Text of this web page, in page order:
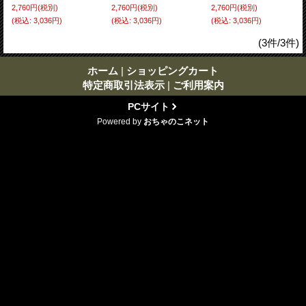
2,760円(税別)
(税込: 3,036円)
2,760円(税別)
(税込: 3,036円)
2,760円(税別)
(税込: 3,036円)
(3件/3件)
ホーム | ショッピングカート
特定商取引法表示 | ご利用案内
PCサイト
Powered by おちゃのこネット